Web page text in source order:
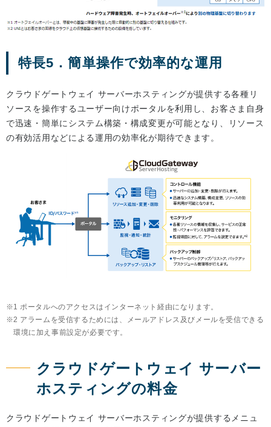
特長5．簡単操作で効率的な運用
クラウドゲートウェイ サーバーホスティングが提供する各種リ
ソースを操作するユーザー向けポータルを利用し、お客さま自身
で迅速・簡単にシステム構築・構成変更が可能となり、リソース
の有効活用などによる運用の効率化が期待できます。
1 ポータルへのアクセスはインターネット経由になります。
2 アラームを受信するためには、メールアドレス及びメールを受信できる
環境に加え事前設定が必要です。
クラウドゲートウェイ サーバー
ホスティングの料金
クラウドゲートウェイ サーバーホスティングが提供するメニュ